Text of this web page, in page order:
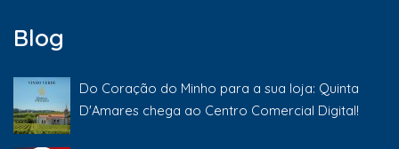
Blog
Do Coração do Minho para a sua loja: Quinta
D'Amares chega ao Centro Comercial Digital!